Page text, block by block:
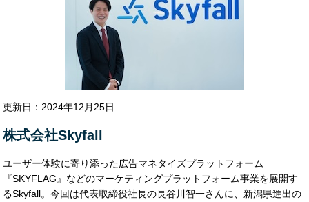
更新日：2024年12月25日
株式会社Skyfall
ユーザー体験に寄り添った広告マネタイズプラットフォーム
『SKYFLAG』などのマーケティングプラットフォーム事業を展開す
るSkyfall。今回は代表取締役社長の長谷川智一さんに、新潟県進出の
株式会社D2C
株式会社パスコ
株式会社エフザタッチ
株式会社ネクストステージ
株式会社サイトビジット
バレットグループ株式会社
クラスメソッド株式会社